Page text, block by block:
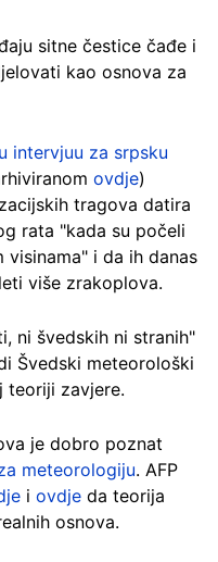
sitne čestice čađe i
kao osnova za
u intervjuu za srpsku
ovdje)
tragova datira
rata "kada su počeli
i da ih danas
više zrakoplova.
ni švedskih ni stranih"
Švedski meteorološki
teoriji zavjere.
je dobro poznat
meteorologiju. AFP
i ovdje da teorija
osnova.